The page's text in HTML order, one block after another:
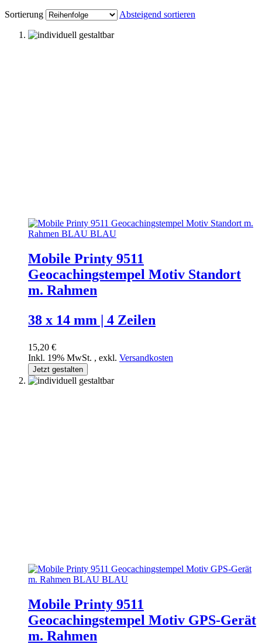
Sortierung
Absteigend sortieren
Mobile Printy 9511
Geocachingstempel Motiv Standort
m. Rahmen
38 x 14 mm | 4 Zeilen
15,20 €
Inkl. 19% MwSt. , exkl. Versandkosten
Jetzt gestalten
Mobile Printy 9511
Geocachingstempel Motiv GPS-Gerät
m. Rahmen